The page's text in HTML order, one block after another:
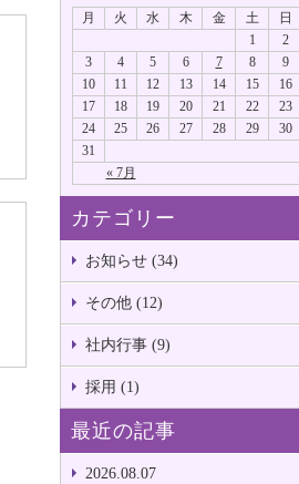
月
火 水 木 金 土 日
« 7月
1
2
3
4 5 6 7 8
9
10
11 12 13 14 15
16
17
18 19 20 21 22
23
24
25 26 27 28 29
30
31
カテゴリー
お知らせ (34)
その他 (12)
社内行事 (9)
採用 (1)
最近の記事
2026.08.07